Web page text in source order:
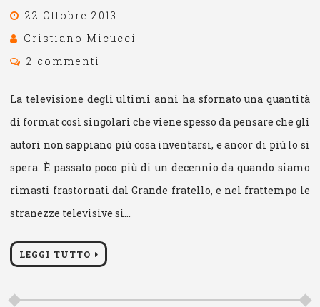
22 Ottobre 2013
Cristiano Micucci
2 commenti
La televisione degli ultimi anni ha sfornato una quantità
di format così singolari che viene spesso da pensare che gli
autori non sappiano più cosa inventarsi, e ancor di più lo si
spera. È passato poco più di un decennio da quando siamo
rimasti frastornati dal Grande fratello, e nel frattempo le
stranezze televisive si…
LEGGI TUTTO